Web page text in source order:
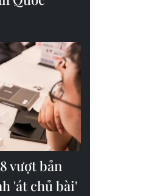
vượt bản
'át chủ bài'